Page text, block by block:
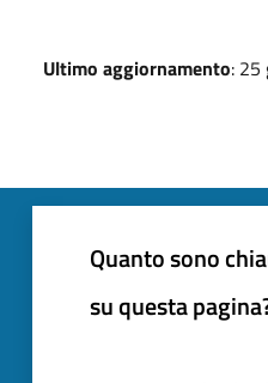
Ultimo aggiornamento: 25
Quanto sono
su questa